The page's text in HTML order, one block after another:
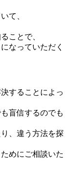
て、
ことで、
なっていただく
することによっ
盲信するのでも
、違う方法を探
めにご相談いた